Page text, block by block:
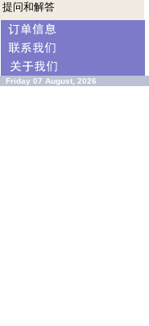
提问和解答
Friday 07 August, 2026